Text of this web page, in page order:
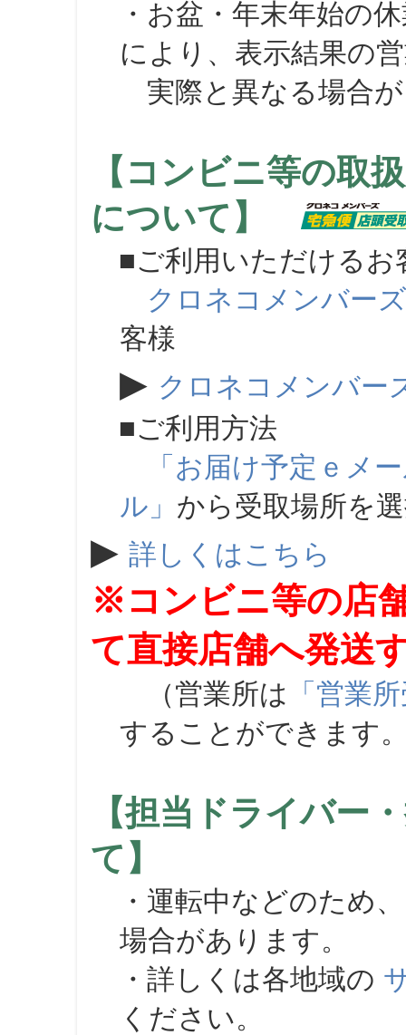
・お盆・年末年始の
により、表示結果の
実際と異なる場合が
【コンビニ等の取
について】
■ご利用いただけるお
クロネコメンバーズ
客様
▶ クロネコメンバー
■ご利用方法
「お届け予定ｅメ
ル」 から受取場所を
▶ 詳しくはこちら
※コンビニ等の店
て直接店舗へ発送
（営業所は 「営業
することができます
【担当ドライバー
て】
・運転中などのため
場合があります。
・詳しくは各地域の
ください。